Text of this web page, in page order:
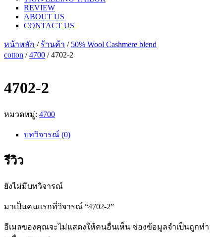
REVIEW
ABOUT US
CONTACT US
หน้าหลัก / ร้านค้า / 50% Wool Cashmere blend
cotton /4700 / 4702-2
4702-2
หมวดหมู่: 4700
บทวิจารณ์ (0)
รีวิว
ยังไม่มีบทวิจารณ์
มาเป็นคนแรกที่วิจารณ์ “4702-2”
อีเมลของคุณจะไม่แสดงให้คนอื่นเห็น ช่องข้อมูลจำเป็นถูกทำ